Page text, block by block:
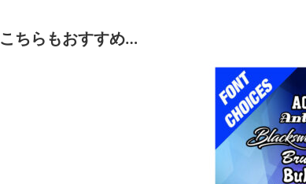
こちらもおすすめ…